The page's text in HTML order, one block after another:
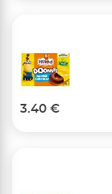
3.40 €